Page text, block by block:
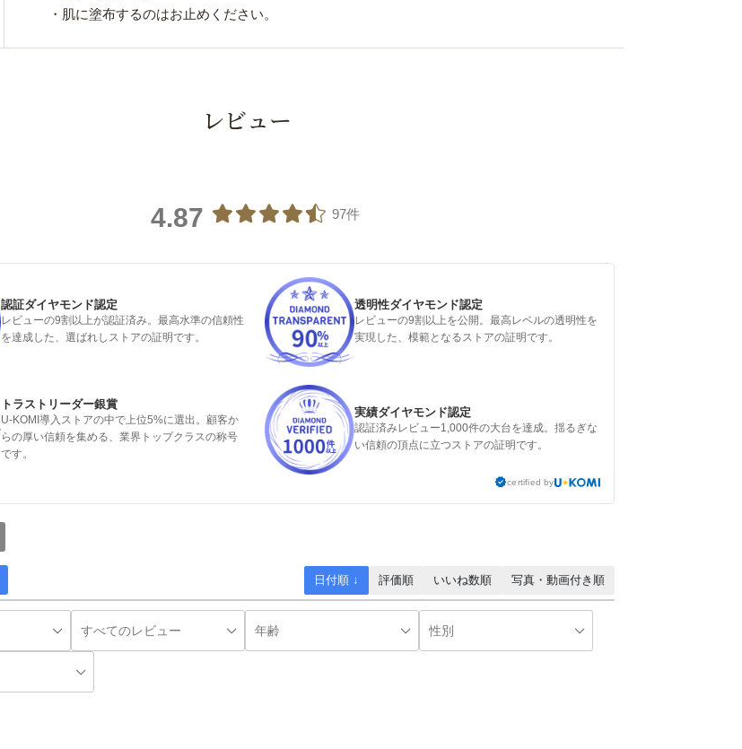
・肌に塗布するのはお止めください。
レビュー
4.87 97件
認証ダイヤモンド認定
レビューの9割以上が認証済み。最高水準の信頼性
を達成した、選ばれしストアの証明です。
透明性ダイヤモンド認定
レビューの9割以上を公開。最高レベルの透明性を
実現した、模範となるストアの証明です。
トラストリーダー銀賞
U-KOMI導入ストアの中で上位5%に選出。顧客か
らの厚い信頼を集める、業界トップクラスの称号
です。
実績ダイヤモンド認定
認証済みレビュー1,000件の大台を達成。揺るぎな
い信頼の頂点に立つストアの証明です。
certified by
日付順 ↓ 評価順 いいね数順 写真・動画付き順